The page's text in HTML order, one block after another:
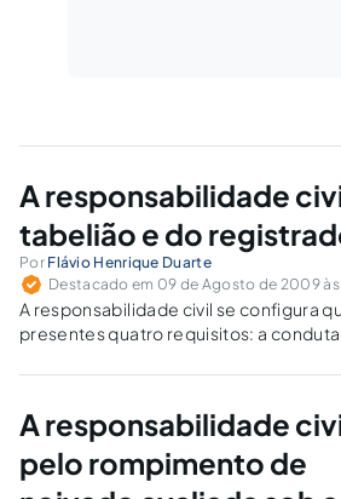
A responsabilidade
tabelião e do
Por Flávio Henrique Duarte
Destacado em 09 de Agosto de 2009
A responsabilidade civil se configura
presentes quatro requisitos: a
amplo. Este último pode ser
casos de atividade de risco,…
A responsabilidade
pelo rompimento de